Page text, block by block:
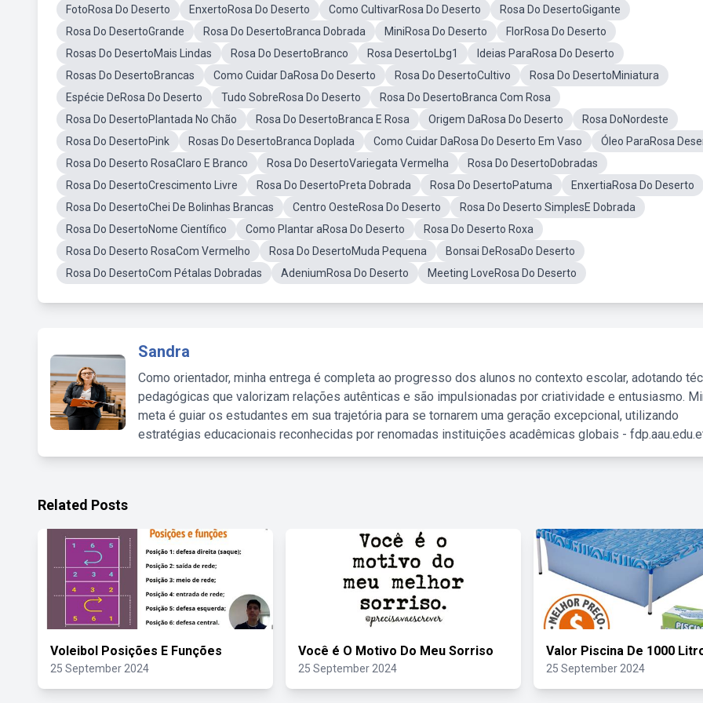
FotoRosa Do Deserto EnxertoRosa Do Deserto Como CultivarRosa Do Deserto
Rosa Do DesertoGigante
Rosa Do DesertoGrande
Rosa Do DesertoBranca Dobrada MiniRosa Do Deserto
FlorRosa Do Deserto
Rosas Do DesertoMais Lindas
Rosa Do DesertoBranco Rosa DesertoLbg1
Ideias ParaRosa Do Deserto
Rosas Do DesertoBrancas
Como Cuidar DaRosa Do Deserto Rosa Do DesertoCultivo
Rosa Do DesertoMiniatura
Espécie DeRosa Do Deserto
Tudo SobreRosa Do Deserto
Rosa Do DesertoBranca Com Rosa
Rosa Do DesertoPlantada No Chão
Rosa Do DesertoBranca E Rosa Origem DaRosa Do Deserto
Rosa DoNordeste
Rosa Do DesertoPink
Rosas Do DesertoBranca Doplada Como Cuidar DaRosa Do Deserto Em Vaso
Óleo ParaRosa
Rosa Do Deserto RosaClaro E Branco
Rosa Do DesertoVariegata Vermelha
Rosa Do DesertoDobradas
Rosa Do DesertoCrescimento Livre
Rosa Do DesertoPreta Dobrada Rosa Do DesertoPatuma
EnxertiaRosa Do Deserto
Rosa Do DesertoChei De Bolinhas Brancas
Centro OesteRosa Do Deserto
Rosa Do Deserto SimplesE Dobrada
Rosa Do DesertoNome Científico
Como Plantar aRosa Do Deserto
Rosa Do Deserto Roxa
Rosa Do Deserto RosaCom Vermelho
Rosa Do DesertoMuda Pequena
Bonsai DeRosaDo Deserto
Rosa Do DesertoCom Pétalas Dobradas
AdeniumRosa Do Deserto Meeting LoveRosa Do Deserto
Sandra
Como orientador, minha entrega é completa ao progresso dos alunos no contexto escolar, adotando
pedagógicas que valorizam relações autênticas e são impulsionadas por criatividade e entusiasmo.
meta é guiar os estudantes em sua trajetória para se tornarem uma geração excepcional, utilizando
estratégias educacionais reconhecidas por renomadas instituições acadêmicas globais -
Related Posts
Voleibol Posições E Funções
25 September 2024
Você é O Motivo Do Meu Sorriso
25 September 2024
Valor Piscina De 1000
25 September 2024